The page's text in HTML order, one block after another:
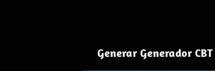
Generar Generador CBT